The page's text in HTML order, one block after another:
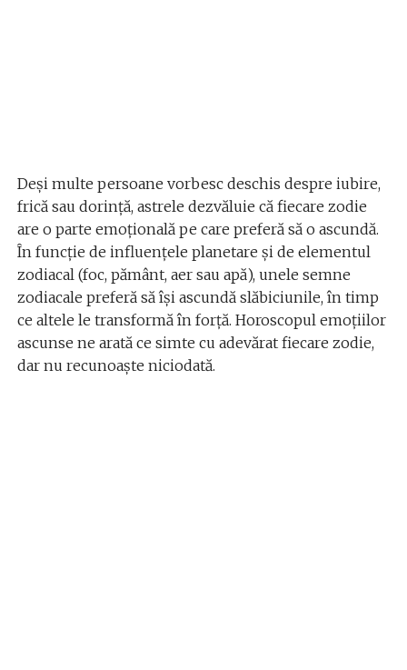
Deși multe persoane vorbesc deschis despre iubire,
frică sau dorință, astrele dezvăluie că fiecare zodie
are o parte emoțională pe care preferă să o ascundă.
În funcție de influențele planetare și de elementul
zodiacal (foc, pământ, aer sau apă), unele semne
zodiacale preferă să își ascundă slăbiciunile, în timp
ce altele le transformă în forță. Horoscopul emoțiilor
ascunse ne arată ce simte cu adevărat fiecare zodie,
dar nu recunoaște niciodată.